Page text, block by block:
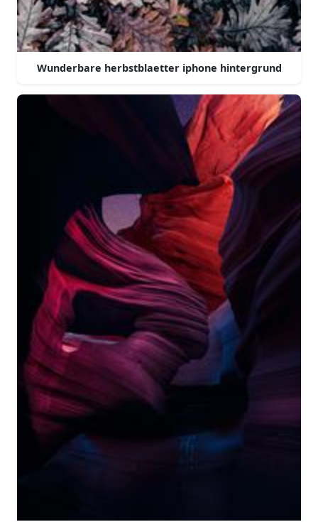
Wunderbare herbstblaetter iphone hintergrund